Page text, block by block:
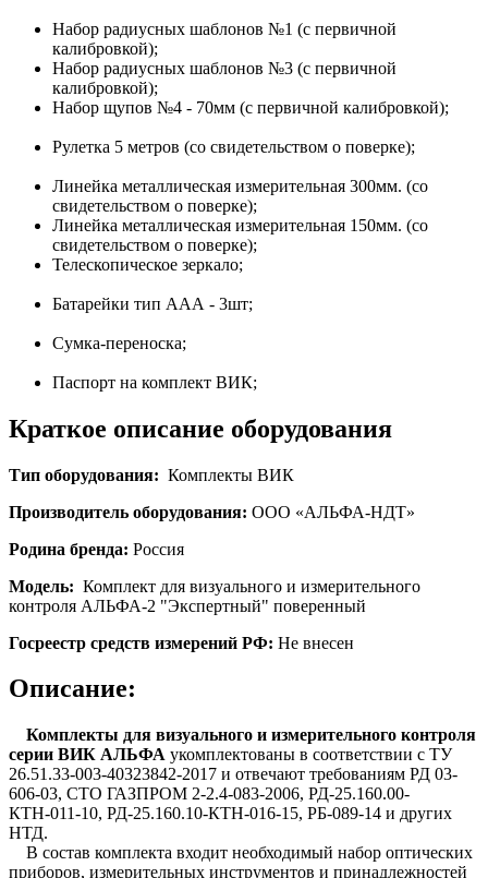
Набор радиусных шаблонов №1 (с первичной
калибровкой);
Набор радиусных шаблонов №3 (с первичной
калибровкой);
Набор щупов №4 - 70мм (с первичной калибровкой);
Рулетка 5 метров (со свидетельством о поверке);
Линейка металлическая измерительная 300мм. (со
свидетельством о поверке);
Линейка металлическая измерительная 150мм. (со
свидетельством о поверке);
Телескопическое зеркало;
Батарейки тип ААА - 3шт;
Сумка-переноска;
Паспорт на комплект ВИК;
Краткое описание оборудования
Тип оборудования: Комплекты ВИК
Производитель оборудования: ООО «АЛЬФА-НДТ»
Родина бренда: Россия
Модель: Комплект для визуального и измерительного
контроля АЛЬФА-2 "Экспертный" поверенный
Госреестр средств измерений РФ: Не внесен
Описание:
Комплекты для визуального и измерительного контроля
серии ВИК АЛЬФА укомплектованы в соответствии с ТУ
26.51.33-003-40323842-2017 и отвечают требованиям РД 03-
606-03, СТО ГАЗПРОМ 2-2.4-083-2006, РД-25.160.00-
КТН-011-10, РД-25.160.10-КТН-016-15, РБ-089-14 и других
НТД.
В состав комплекта входит необходимый набор оптических
приборов, измерительных инструментов и принадлежностей